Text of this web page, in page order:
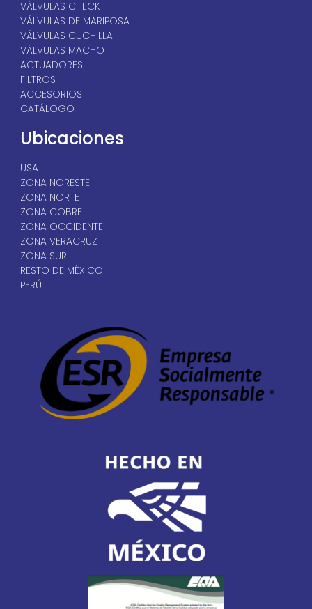
VÁLVULAS CHECK
VÁLVULAS DE MARIPOSA
VÁLVULAS CUCHILLA
VÁLVULAS MACHO
ACTUADORES
FILTROS
ACCESORIOS
CATÁLOGO
Ubicaciones
USA
ZONA NORESTE
ZONA NORTE
ZONA COBRE
ZONA OCCIDENTE
ZONA VERACRUZ
ZONA SUR
RESTO DE MÉXICO
PERÚ